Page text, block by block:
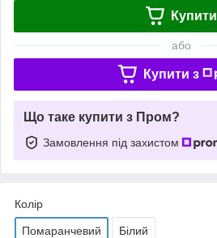
Купити
або
Купити з
Що таке купити з Пром?
Замовлення під захистом
Колір
Помаранчевий Білий